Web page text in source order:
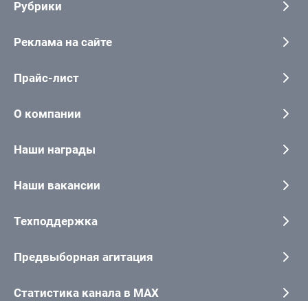
Рубрики
Реклама на сайте
Прайс-лист
О компании
Наши награды
Наши вакансии
Техподдержка
Предвыборная агитация
Статистика канала в MAX